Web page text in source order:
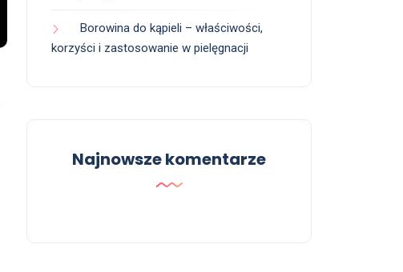
Borowina do kąpieli – właściwości,
korzyści i zastosowanie w pielęgnacji
Najnowsze komentarze